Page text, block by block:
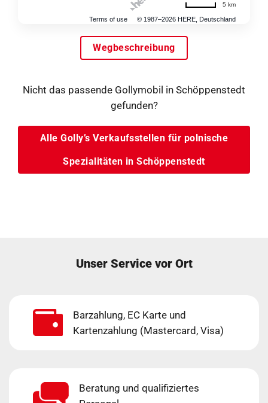
Terms of use © 1987–2026 HERE, Deutschland
5 km
Wegbeschreibung
Nicht das passende Gollymobil in Schöppenstedt
gefunden?
Alle Golly’s Verkaufsstellen für polnische
Spezialitäten in Schöppenstedt
Unser Service vor Ort
Barzahlung, EC Karte und
Kartenzahlung (Mastercard, Visa)
Beratung und qualifiziertes